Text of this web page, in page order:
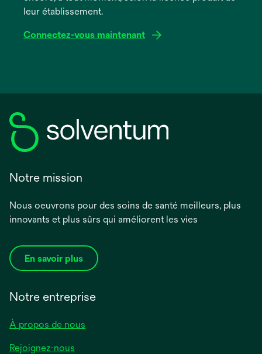
leur établissement.
Connectez-vous maintenant
onglet
Notre mission
Nous oeuvrons pour des soins de santé meilleurs, plus
innovants et plus sûrs qui améliorent les vies
En savoir plus
Notre entreprise
À propos de nous
Rejoignez-nous